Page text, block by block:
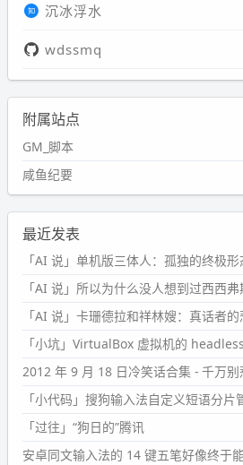
沉冰浮水
wdssmq
附属站点
GM_脚本
咸鱼纪要
最近发表
「AI 说」单机版三体人：孤独的终极形
「AI 说」所以为什么没人想到过西西弗
「AI 说」卡珊德拉和祥林嫂：真话者的
「小坑」VirtualBox 虚拟机的
2012 年 9 月 18 日冷笑话合集 - 千万别
「小代码」搜狗输入法自定义短语分片
「过往」“狗日的”腾讯
安卓同文输入法的 14 键五笔好像终于